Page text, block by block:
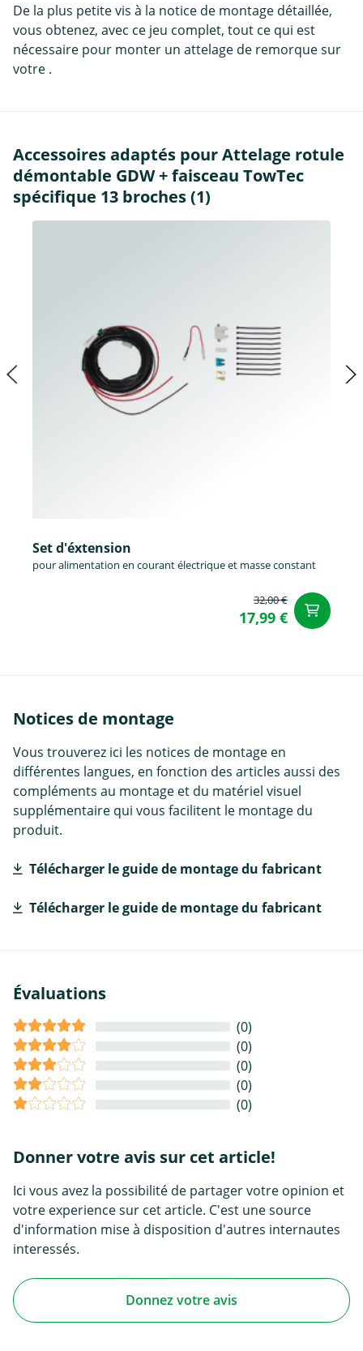
De la plus petite vis à la notice de montage détaillée,
vous obtenez, avec ce jeu complet, tout ce qui est
nécessaire pour monter un attelage de remorque sur
votre .
Accessoires adaptés pour Attelage rotule
démontable GDW + faisceau TowTec
spécifique 13 broches (1)
Set d'éxtension
pour alimentation en courant électrique et masse constant
32,00 €
17,99 €
Notices de montage
Vous trouverez ici les notices de montage en
différentes langues, en fonction des articles aussi des
compléments au montage et du matériel visuel
supplémentaire qui vous facilitent le montage du
produit.
Télécharger le guide de montage du fabricant
Télécharger le guide de montage du fabricant
Évaluations
(0)
(0)
(0)
(0)
(0)
Donner votre avis sur cet article!
Ici vous avez la possibilité de partager votre opinion et
votre experience sur cet article. C'est une source
d'information mise à disposition d'autres internautes
interessés.
Donnez votre avis